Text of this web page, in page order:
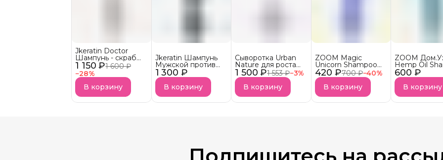
1 150 ₽1 600 ₽
−28%
Jkeratin Doctor
Шампунь - скраб
Doctor СКОРО В
НАЛИЧИИ!
В корзину
1 300 ₽
Jkeratin Шампунь
Мужской против
выпадения волос
JMan СКОРО В
НАЛИЧИИ!
В корзину
1 500 ₽1 553 ₽−3%
Сыворотка Urban
Nature для роста
волос АКЦИЯ!
В корзину
420 ₽700 ₽−40%
ZOOM Magic
Unicorn Shampoo
Шампунь
безсульфатный
УСПЕЙ КУПИТЬ
Снятие с продаж
В корзину
600 ₽
ZOOM
Hemp Oil
Шампунь
В корзину